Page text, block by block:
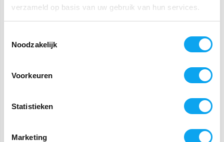
verzameld op basis van uw gebruik van hun services.
Noodzakelijk
Voorkeuren
Statistieken
Marketing
Rehasense Rollator
Bestel op werkdagen voor
Excel Duwhulp Click & Go
Bestel op werkdagen voor